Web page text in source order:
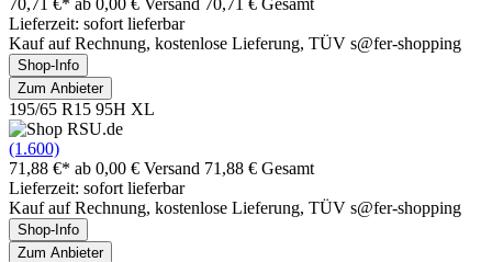
Lieferzeit: sofort lieferbar
Kauf auf Rechnung, kostenlose Lieferung, TÜV s@fer-shopping
Shop-Info
Zum Anbieter
195/65 R15 95H XL
(1.600)
71,88 €* ab 0,00 € Versand 71,88 € Gesamt
Lieferzeit: sofort lieferbar
Kauf auf Rechnung, kostenlose Lieferung, TÜV s@fer-shopping
Shop-Info
Zum Anbieter